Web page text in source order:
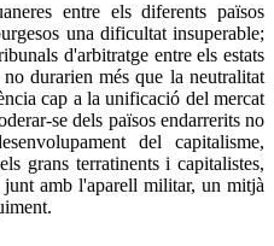
entre els diferents països
una dificultat insuperable;
d'arbitratge entre els estats
durarien més que la neutralitat
cap a la unificació del mercat
se dels països endarrerits no
del capitalisme,
grans terratinents i capitalistes,
junt amb l'aparell militar, un mitjà